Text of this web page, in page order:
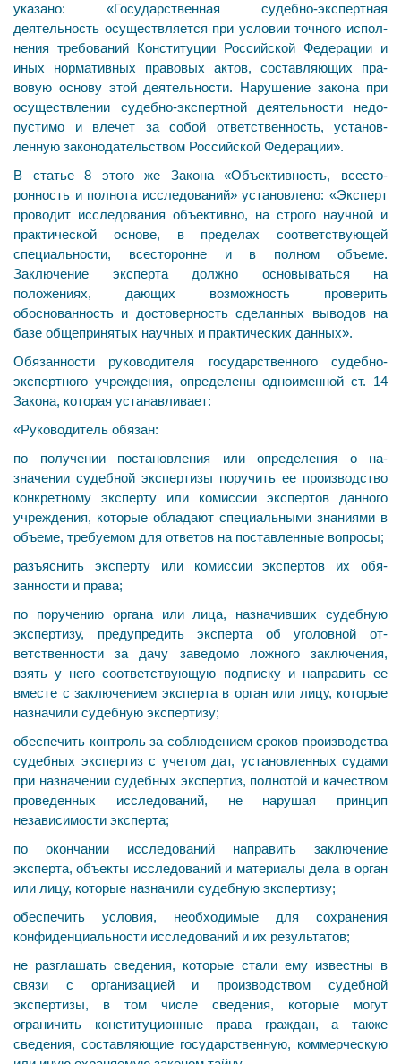
указано: «Государственная судебно-экспертная
деятельность осуществляется при условии точного испол­
нения требований Конституции Российской Федерации и
иных нормативных правовых актов, составляющих пра­
вовую основу этой деятельности. Нарушение закона при
осуществлении судебно-экспертной деятельности недо­
пустимо и влечет за собой ответственность, установ­
ленную законодательством Российской Федерации».
В статье 8 этого же Закона «Объективность, всесто­
ронность и полнота исследований» установлено: «Эксперт
проводит исследования объективно, на строго научной и
практической основе, в пределах соответствующей
специальности, всесторонне и в полном объеме.
Заключение эксперта должно основываться на
положениях, дающих возможность проверить
обоснованность и достоверность сделанных выводов на
базе общепринятых научных и практических данных».
Обязанности руководителя государственного судебно­
экспертного учреждения, определены одноименной ст. 14
Закона, которая устанавливает:
«Руководитель обязан:
по получении постановления или определения о на­
значении судебной экспертизы поручить ее производ­ство
конкретному эксперту или комиссии экспертов дан­ного
учреждения, которые обладают специальными зна­ниями в
объеме, требуемом для ответов на поставленные вопросы;
разъяснить эксперту или комиссии экспертов их обя­
занности и права;
по поручению органа или лица, назначивших судеб­ную
экспертизу, предупредить эксперта об уголовной от­
ветственности за дачу заведомо ложного заключения,
взять у него соответствующую подписку и направить ее
вместе с заключением эксперта в орган или лицу, которые
назначили судебную экспертизу;
обеспечить контроль за соблюдением сроков про­изводства
судебных экспертиз с учетом дат, установлен­ных судами
при назначении судебных экспертиз, полно­той и качеством
проведенных исследований, не нарушая принцип
независимости эксперта;
по окончании исследований направить заключение
эксперта, объекты исследований и материалы дела в ор­ган
или лицу, которые назначили судебную экспертизу;
обеспечить условия, необходимые для сохранения
конфиденциальности исследований и их результатов;
не разглашать сведения, которые стали ему известны в
связи с организацией и производством судебной
экспертизы, в том числе сведения, которые могут
ограничить конституционные права граждан, а также
сведения, со­ставляющие государственную, коммерческую